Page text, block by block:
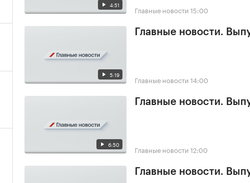
4:51 Главные новости 15:00
5:19
Главные новости.
Главные новости 14:00
6:50
Главные новости.
Главные новости 12:00
Главные новости.